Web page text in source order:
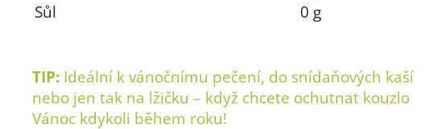
Sůl
0 g
TIP: Ideální k vánočnímu pečení, do snídaňových kaší
nebo jen tak na lžičku – když chcete ochutnat kouzlo
Vánoc kdykoli během roku!